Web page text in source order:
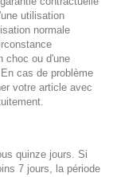
utilisation
normale
choc ou d'une
cas de problème
votre article avec
quinze jours. Si
7 jours, la période